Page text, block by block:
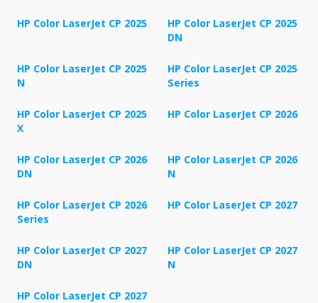
HP Color LaserJet CP 2025
HP Color LaserJet CP 2025
DN
HP Color LaserJet CP 2025
N
HP Color LaserJet CP 2025
Series
HP Color LaserJet CP 2025
X
HP Color LaserJet CP 2026
HP Color LaserJet CP 2026
DN
HP Color LaserJet CP 2026
N
HP Color LaserJet CP 2026
Series
HP Color LaserJet CP 2027
HP Color LaserJet CP 2027
DN
HP Color LaserJet CP 2027
N
HP Color LaserJet CP 2027